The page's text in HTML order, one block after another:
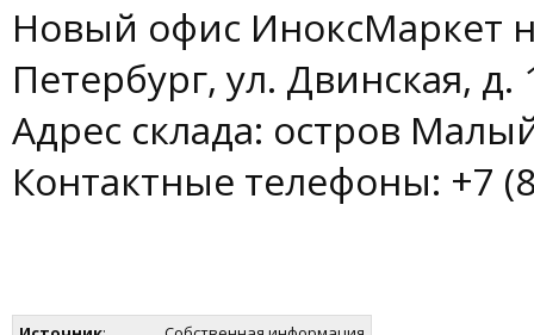
Новый офис ИноксМаркет
Петербург, ул. Двинская, д.
Адрес склада: остров
Контактные телефоны: +7